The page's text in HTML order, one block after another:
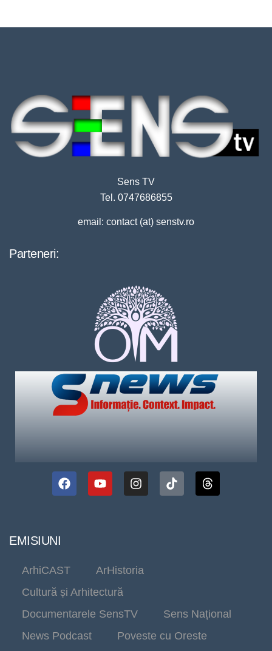
Sens TV
Tel. 0747686855
email: contact (at) senstv.ro
Parteneri:
EMISIUNI
ArhiCAST
ArHistoria
Cultură și Arhitectură
Documentarele SensTV
Sens Național
News Podcast
Poveste cu Oreste